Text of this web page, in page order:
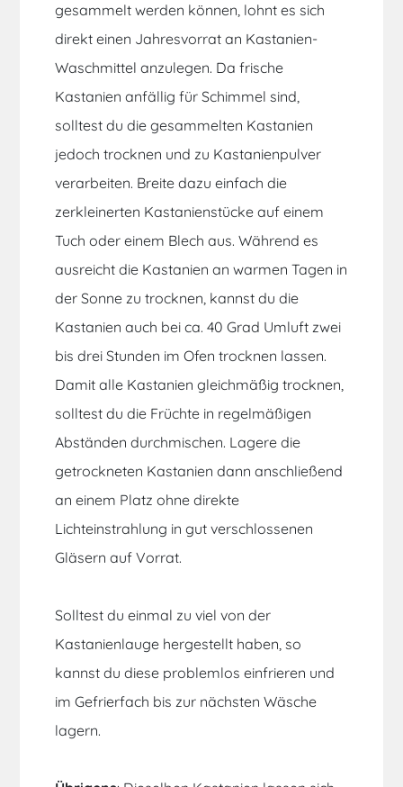
gesammelt werden können, lohnt es sich
direkt einen Jahresvorrat an Kastanien-
Waschmittel anzulegen. Da frische
Kastanien anfällig für Schimmel sind,
solltest du die gesammelten Kastanien
jedoch trocknen und zu Kastanienpulver
verarbeiten. Breite dazu einfach die
zerkleinerten Kastanienstücke auf einem
Tuch oder einem Blech aus. Während es
ausreicht die Kastanien an warmen Tagen in
der Sonne zu trocknen, kannst du die
Kastanien auch bei ca. 40 Grad Umluft zwei
bis drei Stunden im Ofen trocknen lassen.
Damit alle Kastanien gleichmäßig trocknen,
solltest du die Früchte in regelmäßigen
Abständen durchmischen. Lagere die
getrockneten Kastanien dann anschließend
an einem Platz ohne direkte
Lichteinstrahlung in gut verschlossenen
Gläsern auf Vorrat.
Solltest du einmal zu viel von der
Kastanienlauge hergestellt haben, so
kannst du diese problemlos einfrieren und
im Gefrierfach bis zur nächsten Wäsche
lagern.